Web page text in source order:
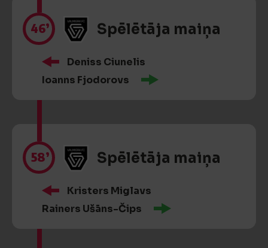
46’ Spēlētāja maiņa
Deniss Ciunelis
Ioanns Fjodorovs
58’ Spēlētāja maiņa
Kristers Miglavs
Rainers Ušāns-Čips